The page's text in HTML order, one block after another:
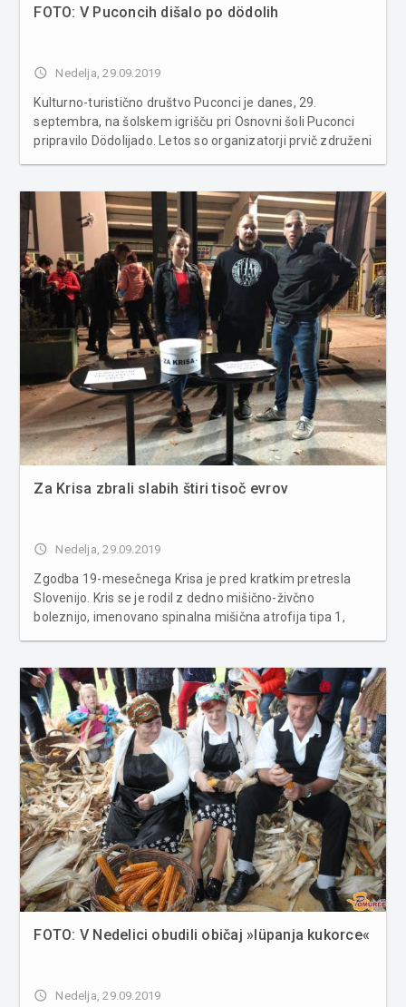
FOTO: V Puconcih dišalo po dödolih
access_time Nedelja, 29.09.2019
Kulturno-turistično društvo Puconci je danes, 29.
septembra, na šolskem igrišču pri Osnovni šoli Puconci
pripravilo Dödolijado. Letos so organizatorji prvič združeni
Za Krisa zbrali slabih štiri tisoč evrov
access_time Nedelja, 29.09.2019
Zgodba 19-mesečnega Krisa je pred kratkim pretresla
Slovenijo. Kris se je rodil z dedno mišično-živčno
boleznijo, imenovano spinalna mišična atrofija tipa 1,
bodo mišice neke...
FOTO: V Nedelici obudili običaj »lüpanja kukorce«
access_time Nedelja, 29.09.2019